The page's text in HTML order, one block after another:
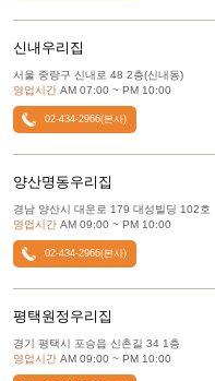
신내우리집
서울 중랑구 신내로 48 2층(신내동)
영업시간 AM 07:00 ~ PM 10:00
02-434-2966(본사)
양산명동우리집
경남 양산시 대운로 179 대성빌딩 102호
영업시간 AM 09:00 ~ PM 10:00
02-434-2966(본사)
평택원정우리집
경기 평택시 포승읍 신촌길 34 1층
영업시간 AM 09:00 ~ PM 10:00